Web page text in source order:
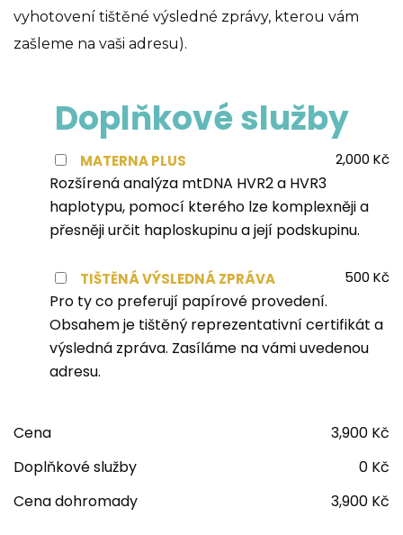
vyhotovení tištěné výsledné zprávy, kterou vám
zašleme na vaši adresu).
Doplňkové služby
MATERNA PLUS 2,000 Kč
Rozšírená analýza mtDNA HVR2 a HVR3
haplotypu, pomocí kterého lze komplexněji a
přesněji určit haploskupinu a její podskupinu.
TIŠTĚNÁ VÝSLEDNÁ ZPRÁVA 500 Kč
Pro ty co preferují papírové provedení.
Obsahem je tištěný reprezentativní certifikát a
výsledná zpráva. Zasíláme na vámi uvedenou
adresu.
Cena 3,900 Kč
Doplňkové služby
0 Kč
Cena dohromady
3,900 Kč